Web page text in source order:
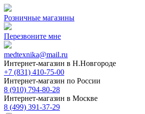
Розничные магазины
Перезвоните мне
medtexnika@mail.ru
Интернет-магазин в Н.Новгороде
+7 (831) 410-75-00
Интернет-магазин по России
8 (910) 794-80-28
Интернет-магазин в Москве
8 (499) 391-37-29